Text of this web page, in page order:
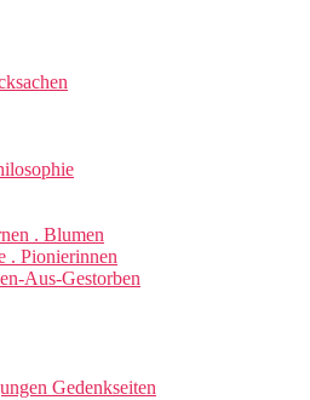
. Blumen
. Pionierinnen
Aus-Gestorben
Gedenkseiten